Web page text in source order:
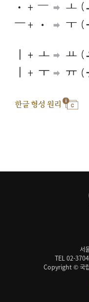
한글 형성 원리
서
TEL 02-
Copyright © 국